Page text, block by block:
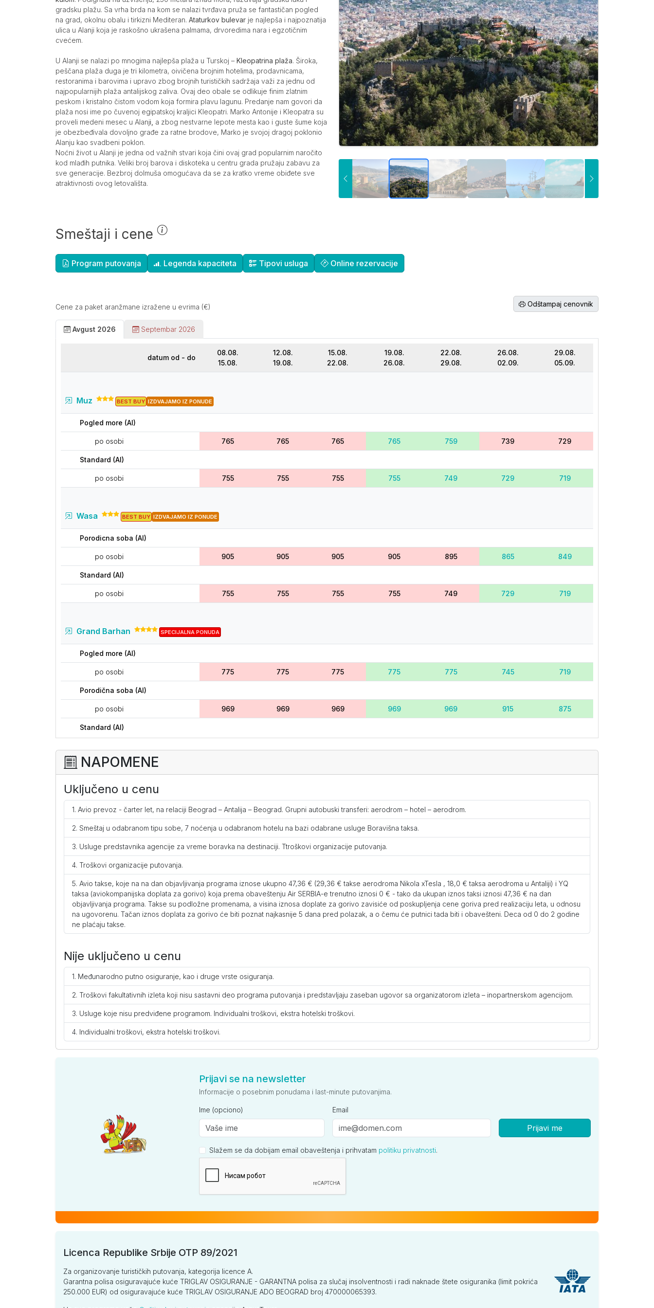
gradsku plažu. Sa vrha brda na kom se nalazi tvrđava pruža se fantastičan pogled
na grad, okolnu obalu i tirkizni Mediteran. Ataturkov bulevar je najlepša i najpoznatija
ulica u Alanji koja je raskošno ukrašena palmama, drvoredima nara i egzotičnim
cvećem.
U Alanji se nalazi po mnogima najlepša plaža u Turskoj – Kleopatrina plaža. Široka,
peščana plaža duga je tri kilometra, oivičena brojnim hotelima, prodavnicama,
restoranima i barovima i upravo zbog brojnih turističkih sadržaja važi za jednu od
najpopularnijih plaža antalijskog zaliva. Ovaj deo obale se odlikuje finim zlatnim
peskom i kristalno čistom vodom koja formira plavu lagunu. Predanje nam govori da
plaža nosi ime po čuvenoj egipatskoj kraljici Kleopatri. Marko Antonije i Kleopatra su
proveli medeni mesec u Alanji, a zbog nestvarne lepote mesta kao i guste šume koja
je obezbeđivala dovoljno građe za ratne brodove, Marko je svojoj dragoj poklonio
Alanju kao svadbeni poklon.
Noćni život u Alanji je jedna od važnih stvari koja čini ovaj grad popularnim naročito
kod mlađih putnika. Veliki broj barova i diskoteka u centru grada pružaju zabavu za
sve generacije. Bezbroj dolmuša omogućava da se za kratko vreme obiđete sve
atraktivnosti ovog letovališta.
Smeštaji i cene
Cene za paket aranžmane izražene u evrima (€) Odštampaj cenovnik
Avgust 2026 Septembar 2026
datum od - do
08.08.
15.08.
12.08.
19.08.
15.08.
22.08.
19.08.
26.08.
22.08.
29.08.
26.08.
02.09.
29.08.
05.09.
Muz BEST BUY IZDVAJAMO IZ PONUDE
Pogled more (AI)
po osobi 765 765 765 765 759 739 729
Standard (AI)
po osobi 755 755 755 755 749 729 719
Wasa BEST BUY IZDVAJAMO IZ PONUDE
Porodicna soba (AI)
po osobi 905 905 905 905 895 865 849
Standard (AI)
po osobi 755 755 755 755 749 729 719
Grand Barhan SPECIJALNA PONUDA
Pogled more (AI)
po osobi 775 775 775 775 775 745 719
Porodična soba (AI)
po osobi 969 969 969 969 969 915 875
Standard (AI)
Aslan City
Standard (AI)
po osobi 719 719 709
Sultan Sipahi Resort
Delimični pogled more (AI)
po osobi 819 819 819 815 809 805 805
Large soba (AI)
Porodična soba (AI)
po osobi 1009
Standard (AI)
po osobi 769 769 769
Clover Magic Park Beach
865 865 865 865
po osobi 845 845 845 835
Large soba (AI)
po osobi 835 835 835 835 825 789 775
Dopunske informacije
Program putovanja Legenda kapaciteta Tipovi usluga Online rezervacije
NAPOMENE
Uključeno u cenu
Avio prevoz - čarter let, na relaciji Beograd – Antalija – Beograd. Grupni autobuski transferi: aerodrom – hotel – aerodrom.
Smeštaj u odabranom tipu sobe, 7 noćenja u odabranom hotelu na bazi odabrane usluge Boravišna taksa.
Usluge predstavnika agencije za vreme boravka na destinaciji. Ttroškovi organizacije putovanja.
Troškovi organizacije putovanja.
Avio takse, koje na na dan objavljivanja programa iznose ukupno 47,36 € (29,36 € takse aerodroma Nikola xTesla , 18,0 € taksa aerodroma u Antaliji) i YQ
taksa (aviokompanijska doplata za gorivo) koja prema obaveštenju Air SERBIA-e trenutno iznosi 0 € - tako da ukupan iznos taksi iznosi 47,36 € na dan
objavljivanja programa. Takse su podložne promenama, a visina iznosa doplate za gorivo zavisiće od poskupljenja cene goriva pred realizaciju leta, u odnosu
na ugovorenu. Tačan iznos doplata za gorivo će biti poznat najkasnije 5 dana pred polazak, a o čemu će putnici tada biti i obavešteni. Deca od 0 do 2 godine
ne plaćaju takse.
Nije uključeno u cenu
Međunarodno putno osiguranje, kao i druge vrste osiguranja.
Troškovi fakultativnih izleta koji nisu sastavni deo programa putovanja i predstavljaju zaseban ugovor sa organizatorom izleta – inopartnerskom agencijom.
Usluge koje nisu predviđene programom. Individualni troškovi, ekstra hotelski troškovi.
Individualni troškovi, ekstra hotelski troškovi.
Prijavi se na newsletter
Informacije o posebnim ponudama i last-minute putovanjima.
Ime (opciono) Email
Prijavi me
Slažem se da dobijam email obaveštenja i prihvatam politiku privatnosti.
Licenca Republike Srbije OTP 89/2021
Za organizovanje turističkih putovanja, kategorija licence A.
Garantna polisa osiguravajuće kuće TRIGLAV OSIGURANJE - GARANTNA polisa za slučaj insolventnosti i radi naknade štete osiguranika (limit pokrića
250.000 EUR) od osiguravajuće kuće TRIGLAV OSIGURANJE ADO BEOGRAD broj 470000065393.